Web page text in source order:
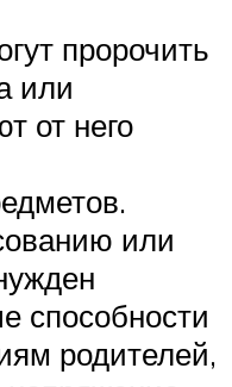
пророчить
или
от него
или
способности
родителей,